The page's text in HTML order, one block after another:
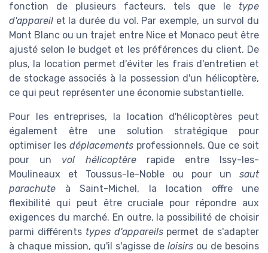
fonction de plusieurs facteurs, tels que le type
d'appareil et la durée du vol. Par exemple, un survol du
Mont Blanc ou un trajet entre Nice et Monaco peut être
ajusté selon le budget et les préférences du client. De
plus, la location permet d'éviter les frais d'entretien et
de stockage associés à la possession d'un hélicoptère,
ce qui peut représenter une économie substantielle.
Pour les entreprises, la location d'hélicoptères peut
également être une solution stratégique pour
optimiser les déplacementsprofessionnels. Que ce soit
pour un vol hélicoptèrerapide entre Issy-les-
Moulineaux et Toussus-le-Noble ou pour un saut
parachute à Saint-Michel, la location offre une
flexibilité qui peut être cruciale pour répondre aux
exigences du marché. En outre, la possibilité de choisir
parmi différents types d'appareilspermet de s'adapter
à chaque mission, qu'il s'agisse deloisirs ou de besoins